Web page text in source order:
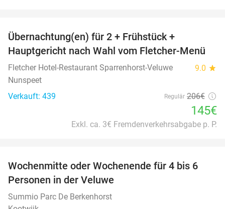
Übernachtung(en) für 2 + Frühstück +
Hauptgericht nach Wahl vom Fletcher-Menü
Fletcher Hotel-Restaurant Sparrenhorst-Veluwe 9.0 star
Nunspeet
Verkauft: 439
Regulär 206€
145€
Exkl. ca. 3€ Fremdenverkehrsabgabe p. P.
Wochenmitte oder Wochenende für 4 bis 6
Personen in der Veluwe
Summio Parc De Berkenhorst